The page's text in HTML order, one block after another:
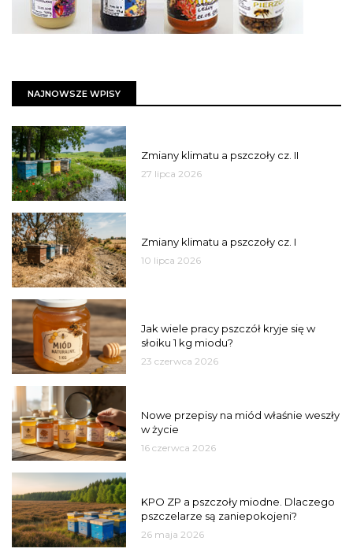
NAJNOWSZE WPISY
Zmiany klimatu a pszczoły cz. II
27 lipca 2026
Zmiany klimatu a pszczoły cz. I
10 lipca 2026
Jak wiele pracy pszczół kryje się w
słoiku 1 kg miodu?
23 czerwca 2026
Nowe przepisy na miód właśnie weszły
w życie
16 czerwca 2026
KPO ZP a pszczoły miodne. Dlaczego
pszczelarze są zaniepokojeni?
26 maja 2026